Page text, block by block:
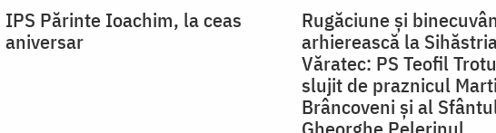
IPS Părinte Ioachim, la ceas
aniversar
Rugăciune și
arhierească la
Văratec: PS Teofil
slujit de praznicul
Brâncoveni și al
Gheorghe Pelerinul